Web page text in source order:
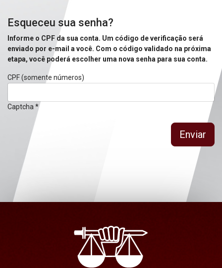
Esqueceu sua senha?
Informe o CPF da sua conta. Um código de verificação será
enviado por e-mail a você. Com o código validado na próxima
etapa, você poderá escolher uma nova senha para sua conta.
CPF (somente números)
Captcha *
Enviar